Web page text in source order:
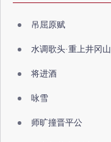
吊屈原赋
水调歌头·重上井冈山
将进酒
咏雪
师旷撞晋平公